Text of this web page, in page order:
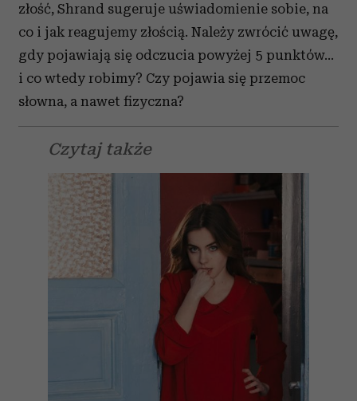
złość, Shrand sugeruje uświadomienie sobie, na
co i jak reagujemy złością. Należy zwrócić uwagę,
gdy pojawiają się odczucia powyżej 5 punktów...
i co wtedy robimy? Czy pojawia się przemoc
słowna, a nawet fizyczna?
Czytaj także